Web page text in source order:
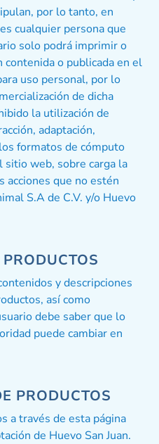
por lo tanto, en
cualquier persona que
solo podrá imprimir o
o publicada en el
uso personal, por lo
de dicha
la utilización de
adaptación,
formatos de cómputo
web, sobre carga la
acciones que no estén
S.A de C.V. y/o Huevo
y descripciones
así como
debe saber que lo
puede cambiar en
PRODUCTOS
a través de esta página
de Huevo San Juan.